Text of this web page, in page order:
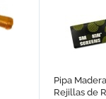
Pipa
Rejillas de